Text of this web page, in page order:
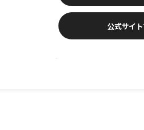
公式サイ